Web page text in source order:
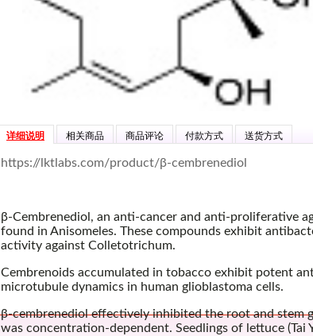
详细说明 相关商品 商品评论 付款方式 送货方式
https://lktlabs.com/product/β-cembrenediol
β-Cembrenediol, an anti-cancer and anti-proliferative
found in Anisomeles. These compounds exhibit
activity against Colletotrichum.
Cembrenoids accumulated in tobacco exhibit potent
microtubule dynamics in human glioblastoma cells.
β-cembrenediol effectively inhibited the root and
was concentration-dependent. Seedlings of lettuce